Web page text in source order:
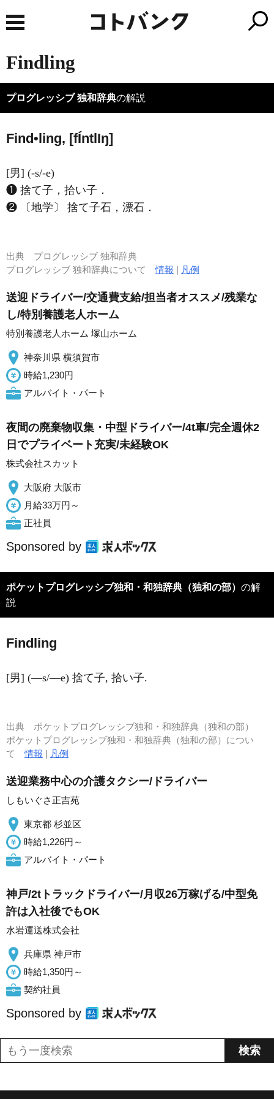
Findling
プログレッシブ 独和辞典の解説
Find•ling, [fÍntlIŋ]
[男] (-s/-e)
❶ 捨て子，拾い子．
❷ 〔地学〕 捨て子石，漂石．
出典 プログレッシブ 独和辞典
プログレッシブ 独和辞典について情報 | 凡例
送迎ドライバー/交通費支給/担当者オススメ/残業な
し/特別養護老人ホーム
特別養護老人ホーム 塚山ホーム
神奈川県 横須賀市
時給1,230円
アルバイト・パート
夜間の廃棄物収集・中型ドライバー/4t車/完全週休2
日でプライベート充実/未経験OK
株式会社スカット
大阪府 大阪市
月給33万円～
正社員
Sponsored by
ポケットプログレッシブ独和・和独辞典（独和の部） の解
説
Findling
[男] (―s/―e) 捨て子, 拾い子.
出典 ポケットプログレッシブ独和・和独辞典（独和の部）
ポケットプログレッシブ独和・和独辞典（独和の部）につい
て情報 | 凡例
送迎業務中心の介護タクシー/ドライバー
しもいぐさ正吉苑
東京都 杉並区
時給1,226円～
アルバイト・パート
神戸/2tトラックドライバー/月収26万稼げる/中型免
許は入社後でもOK
水岩運送株式会社
兵庫県 神戸市
時給1,350円～
契約社員
Sponsored by